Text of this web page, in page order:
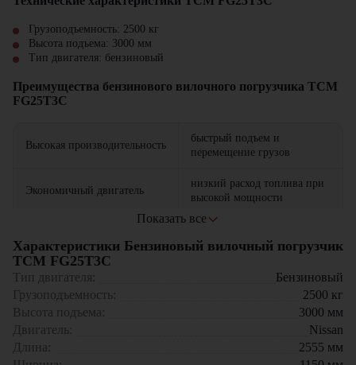
Грузоподъемность: 2500 кг
Высота подъема: 3000 мм
Тип двигателя: бензиновый
Преимущества бензинового вилочного погрузчика TCM
FG25T3C
Высокая производительность
быстрый подъем и
перемещение грузов
Экономичный двигатель
низкий расход топлива при
высокой мощности
нагрузкам
Простое управление
легкий и точный контроль в
Где применяется вилочный погрузчик TCM FG25T3C?
Склады и распределительные центры
Показать все
Характеристики Бензиновый вилочный погрузчик
TCM FG25T3C
Тип двигателя:
Бензиновый
Грузоподъемность:
2500 кг
Высота подъема:
3000 мм
Двигатель:
Nissan
Длина:
2555 мм